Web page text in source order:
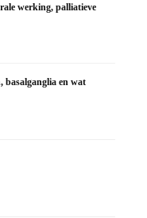
werking, palliatieve
en wat